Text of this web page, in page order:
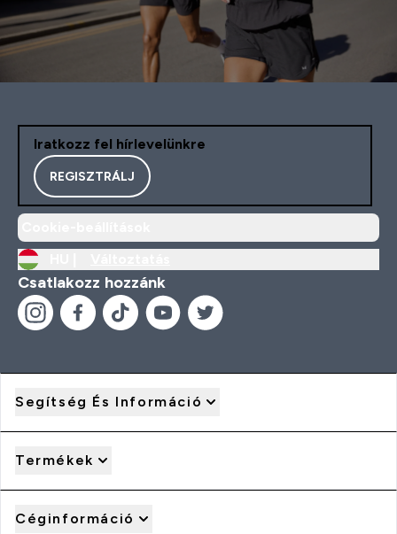
Iratkozz fel hírlevelünkre
REGISZTRÁLJ
Csatlakozz hozzánk
Segítség És Információ
Termékek
Céginformáció